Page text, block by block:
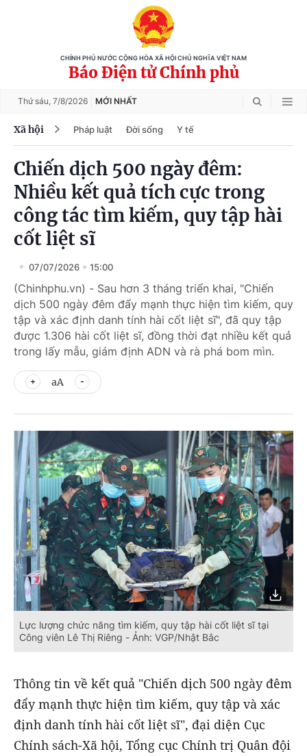
CHÍNH PHỦ NƯỚC CỘNG HÒA XÃ HỘI CHỦ NGHĨA VIỆT NAM
Báo Điện tử Chính phủ
Thứ sáu, 7/8/2026 MỚI NHẤT
Xã hội Pháp luật Đời sống Y tế
Chiến dịch 500 ngày đêm:
Nhiều kết quả tích cực trong
công tác tìm kiếm, quy tập hài
cốt liệt sĩ
07/07/2026 15:00
(Chinhphu.vn) - Sau hơn 3 tháng triển khai, "Chiến
dịch 500 ngày đêm đẩy mạnh thực hiện tìm kiếm, quy
tập và xác định danh tính hài cốt liệt sĩ", đã quy tập
được 1.306 hài cốt liệt sĩ, đồng thời đạt nhiều kết quả
trong lấy mẫu, giám định ADN và rà phá bom mìn.
aA
Lực lượng chức năng tìm kiếm, quy tập hài cốt liệt sĩ tại
Công viên Lê Thị Riêng - Ảnh: VGP/Nhật Bắc
Thông tin về kết quả "Chiến dịch 500 ngày đêm
đẩy mạnh thực hiện tìm kiếm, quy tập và xác
định danh tính hài cốt liệt sĩ", đại diện Cục
Chính sách-Xã hội, Tổng cục Chính trị Quân đội